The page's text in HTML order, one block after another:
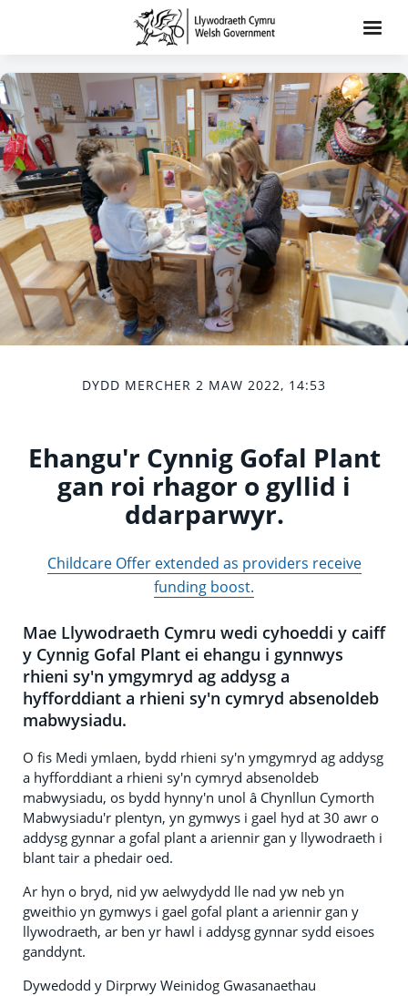
DYDD MERCHER 2 MAW 2022, 14:53
Ehangu'r Cynnig Gofal Plant
gan roi rhagor o gyllid i
ddarparwyr.
Childcare Offer extended as providers receive
funding boost.
Mae Llywodraeth Cymru wedi cyhoeddi y caiff
y Cynnig Gofal Plant ei ehangu i gynnwys
rhieni sy'n ymgymryd ag addysg a
hyfforddiant a rhieni sy'n cymryd absenoldeb
mabwysiadu.
O fis Medi ymlaen, bydd rhieni sy'n ymgymryd ag addysg
a hyfforddiant a rhieni sy'n cymryd absenoldeb
mabwysiadu, os bydd hynny'n unol â Chynllun Cymorth
Mabwysiadu'r plentyn, yn gymwys i gael hyd at 30 awr o
addysg gynnar a gofal plant a ariennir gan y llywodraeth i
blant tair a phedair oed.
Ar hyn o bryd, nid yw aelwydydd lle nad yw neb yn
gweithio yn gymwys i gael gofal plant a ariennir gan y
llywodraeth, ar ben yr hawl i addysg gynnar sydd eisoes
ganddynt.
Dywedodd y Dirprwy Weinidog Gwasanaethau